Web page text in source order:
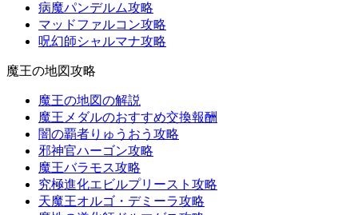
病魔パンデルム攻略
マッドファルコン攻略
呪幻師シャルマナ攻略
魔王の地図攻略
魔王の地図の解説
魔王メダルのおすすめ交換報酬
闇の覇者りゅうおう攻略
邪神官ハーゴン攻略
魔王バラモス攻略
究極進化エビルプリースト攻略
天魔王オルゴ・デミーラ攻略